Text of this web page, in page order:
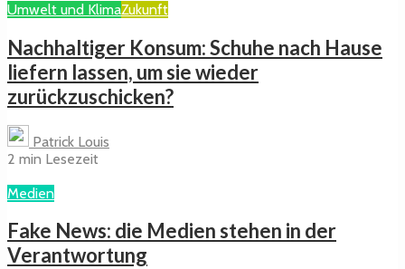
Umwelt und KlimaZukunft
Nachhaltiger Konsum: Schuhe nach Hause
liefern lassen, um sie wieder
zurückzuschicken?
Patrick Louis
2 min Lesezeit
Medien
Fake News: die Medien stehen in der
Verantwortung